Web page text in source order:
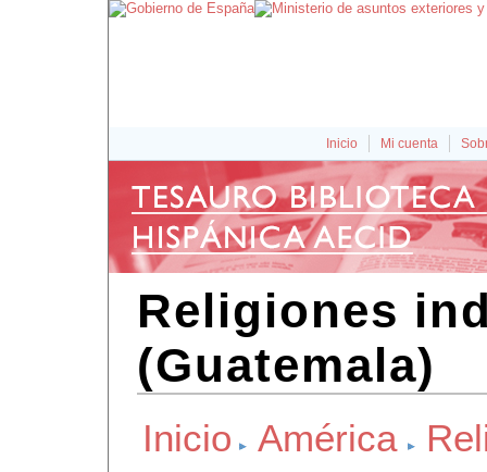
Inicio Mi cuenta
Religiones
(Guatemala)
Inicio América